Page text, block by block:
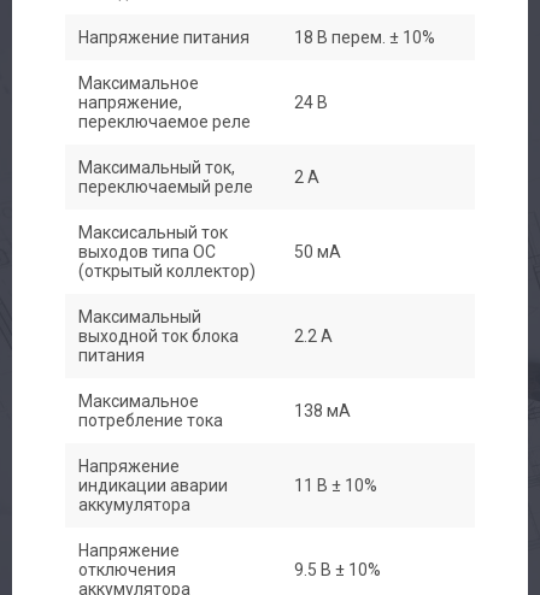
Доставка
Контакты
Напряжение питания 18 В перем. ± 10%
Максимальное
напряжение,
переключаемое реле
24 В
Максимальный ток,
переключаемый реле
2 A
Максисальный ток
выходов типа OC
(открытый коллектор)
50 мА
Максимальный
выходной ток блока
питания
2.2 A
Максимальное
потребление тока
138 мА
Напряжение
индикации аварии
аккумулятора
11 В ± 10%
Напряжение
отключения
аккумулятора
9.5 В ± 10%